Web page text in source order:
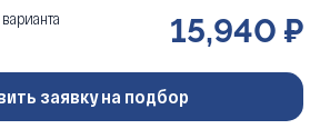
15,940 ₽
заявку на подбор